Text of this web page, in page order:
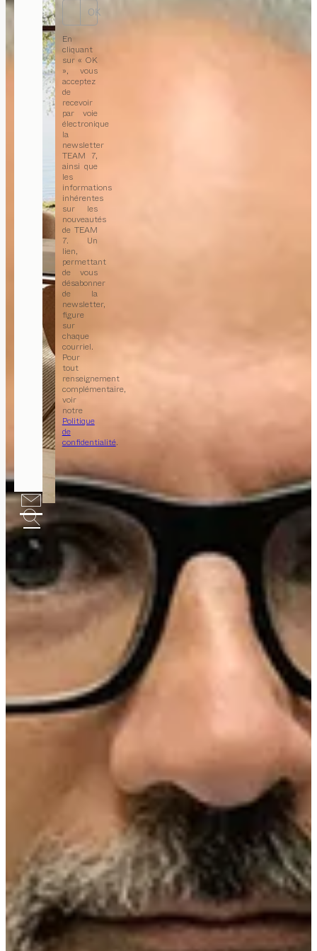
OK
En
cliquant
sur « OK
», vous
acceptez
de
recevoir
par voie
électronique
la
newsletter
TEAM 7,
ainsi que
les
informations
inhérentes
sur les
nouveautés
de TEAM
7. Un
lien,
permettant
de vous
désabonner
de la
newsletter,
figure
sur
chaque
courriel.
Pour
tout
renseignement
complémentaire,
voir
notre
Politique
de
confidentialité.